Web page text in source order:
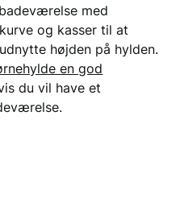
med
og kasser til at
højden på hylden.
en god
du vil have et